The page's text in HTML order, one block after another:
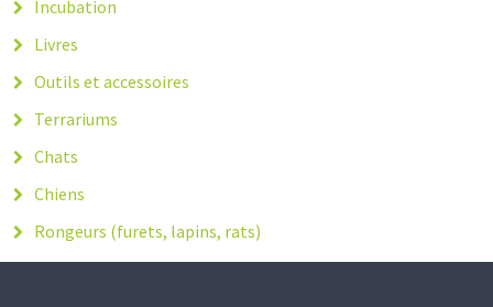
Incubation
Livres
Outils et accessoires
Terrariums
Chats
Chiens
Rongeurs (furets, lapins, rats)